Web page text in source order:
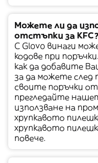
Можете ли да
отстъпки за KFC?
С Glovo винаги
кодове при
как да добавите
за да можете след
своите поръчки от
прегледайте
използване на
хрупкавото
хрупкавото
повече.